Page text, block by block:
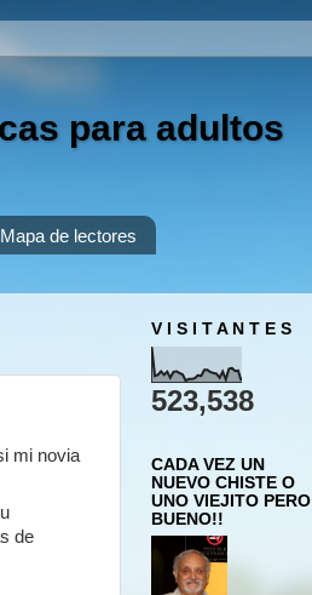
para adultos
Mapa de lectores
mi novia
de
V I S I T A N T E S
523,538
CADA VEZ UN
NUEVO CHISTE O
UNO VIEJITO PERO
BUENO!!